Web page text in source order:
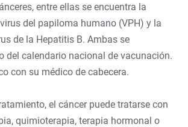
entre ellas se encuentra la
del papiloma humano (VPH) y la
de la Hepatitis B. Ambas se
del calendario nacional de vacunación.
con su médico de cabecera.
el cáncer puede tratarse con
quimioterapia, terapia hormonal o